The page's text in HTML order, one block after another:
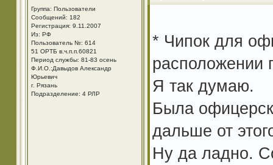
Группа: Пользователи
Сообщений: 182
Регистрация: 9.11.2007
Из: РФ
Пользователь №: 614
51 ОРТБ в.ч.п.п.60821
Период службы: 81-83 осень
Ф.И.О.:Давыдов Александр
Юрьевич
г. Рязань
Подразделение: 4 РЛР
* Чипок для
расположении
Я так думаю.
Была
дальше от
Ну да ладно.